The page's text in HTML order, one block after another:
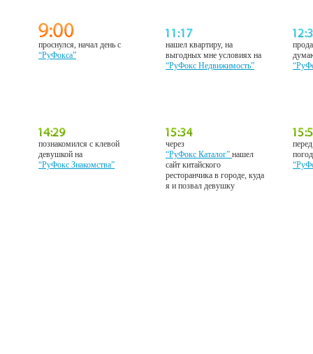
проснулся, начал день с
“РуФокса”
нашел квартиру, на
выгодных мне условиях на
“РуФокс Недвижимость”
познакомился с клевой
девушкой на
“РуФокс Знакомства”
через
“РуФокс Каталог”нашел
сайт китайского
ресторанчика в городе, куда
я и позвал девушку